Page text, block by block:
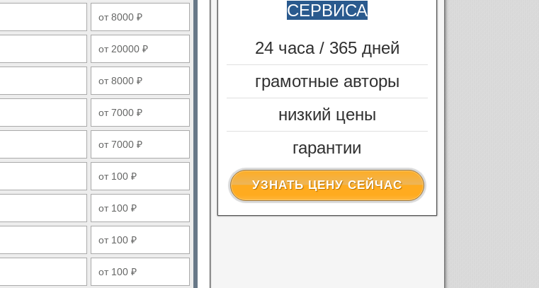
от 8000 ₽
от 20000 ₽
от 8000 ₽
от 7000 ₽
от 7000 ₽
от 100 ₽
от 100 ₽
от 100 ₽
от 100 ₽
СЕРВИСА
24 часа / 365 дней
грамотные авторы
низкий цены
гарантии
УЗНАТЬ ЦЕНУ СЕЙЧАС